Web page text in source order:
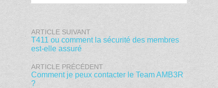
ARTICLE SUIVANT
T411 ou comment la sécurité des membres
est-elle assuré
ARTICLE PRÉCÉDENT
Comment je peux contacter le Team AMB3R
?